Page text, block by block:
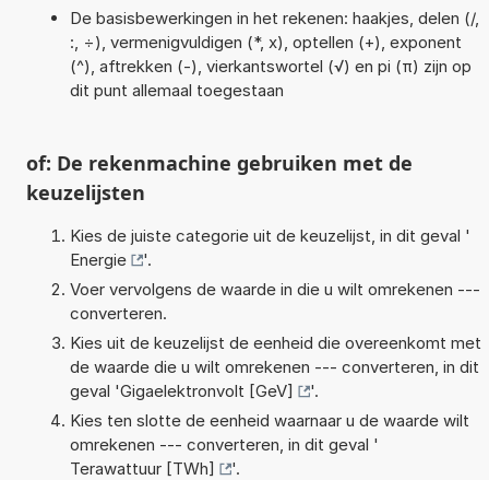
De basisbewerkingen in het rekenen: haakjes, delen (/,
:, ÷), vermenigvuldigen (*, x), optellen (+), exponent
(^), aftrekken (-), vierkantswortel (√) en pi (π) zijn op
dit punt allemaal toegestaan
of: De rekenmachine gebruiken met de
keuzelijsten
Kies de juiste categorie uit de keuzelijst, in dit geval '
Energie
'.
Voer vervolgens de waarde in die u wilt omrekenen ---
converteren.
Kies uit de keuzelijst de eenheid die overeenkomt met
de waarde die u wilt omrekenen --- converteren, in dit
geval 'Gigaelektronvolt [GeV]
'.
Kies ten slotte de eenheid waarnaar u de waarde wilt
omrekenen --- converteren, in dit geval '
Terawattuur [TWh]
'.